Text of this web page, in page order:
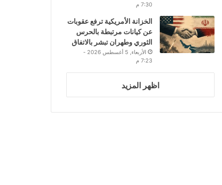
7:30 م
الخزانة الأمريكية ترفع عقوبات
عن كيانات مرتبطة بالحرس
الثوري وطهران تبشر بالاتفاق
الأربعاء, 5 أغسطس 2026 -
7:23 م
اظهر المزيد